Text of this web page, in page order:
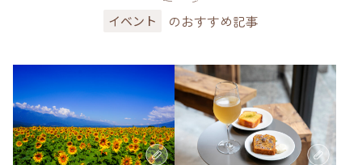
イベント のおすすめ記事